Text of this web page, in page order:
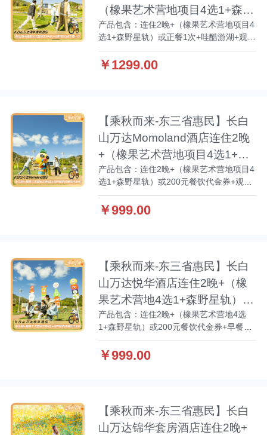
（橡果艺术营地项目4选1+森野
星轨）或正餐1次
产品包含：连住2晚+（橡果艺术营地项目4
选1+森野星轨）或正餐1次+哇酷游湖+观光
缆车+早餐+长白山机场接送机服务+西坡集
散中心接送+水乐园+温泉+征西滑道或
￥1299.00
【乘秋而来-东三省惠民】长白
山万达Momoland酒店连住2晚
+（橡果艺术营地项目4选1+森
野星轨）或200元餐饮代金券
产品包含：连住2晚+（橡果艺术营地项目4
选1+森野星轨）或200元餐饮代金券+观光
缆车+早餐+长白山机场接送机服务+西坡集
散中心接送+水乐园+温泉+哇酷游湖
￥999.00
【乘秋而来-东三省惠民】长白
山万达悦华酒店连住2晚+（橡
果艺术营地4选1+森野星轨）或
200元餐饮代金券
产品包含：连住2晚+（橡果艺术营地4选
1+森野星轨）或200元餐饮代金券+早餐
+观光缆车+水乐园+哇酷游湖+温泉+西坡集
散中心接送+长白山机场接送机服务
￥999.00
【乘秋而来-东三省惠民】长白
山万达锦华套房酒店连住2晚+